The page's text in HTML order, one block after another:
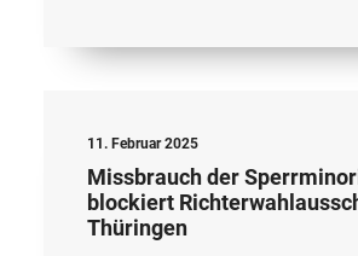
11. Februar 2025
Missbrauch der
blockiert
Thüringen